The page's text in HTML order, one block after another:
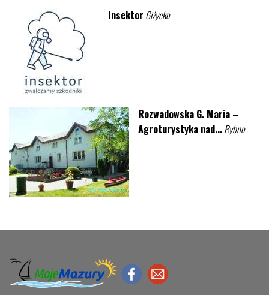
Insektor Giżycko
Rozwadowska G. Maria –
Agroturystyka nad...Rybno